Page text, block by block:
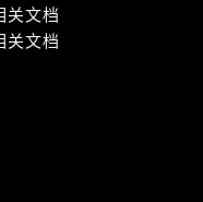
关文档
关文档